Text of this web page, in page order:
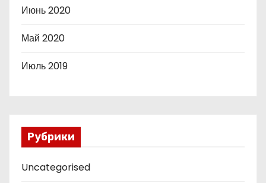
Июнь 2020
Май 2020
Июль 2019
Рубрики
Uncategorised